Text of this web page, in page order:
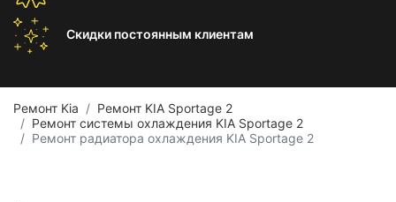
Скидки постоянным клиентам
Ремонт Kia
Ремонт KIA Sportage 2
Ремонт системы охлаждения KIA Sportage 2
Ремонт радиатора охлаждения KIA Sportage 2